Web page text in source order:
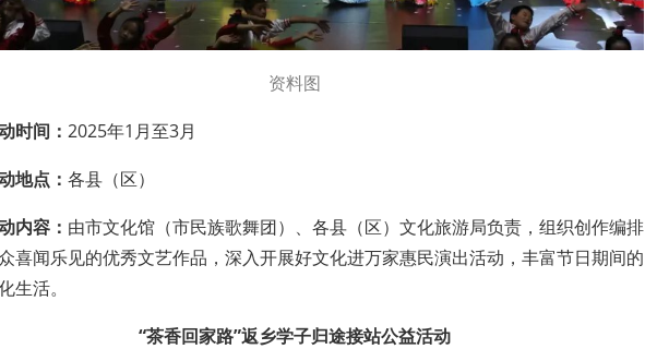
资料图
时间： 2025年1月至3月
地点： 各县（区）
内容： 由市文化馆（市民族歌舞团）、各县（区）文化旅游局负责，组织创作编排
喜闻乐见的优秀文艺作品，深入开展好文化进万家惠民演出活动，丰富节日期间的
生活。
“茶香回家路”返乡学子归途接站公益活动